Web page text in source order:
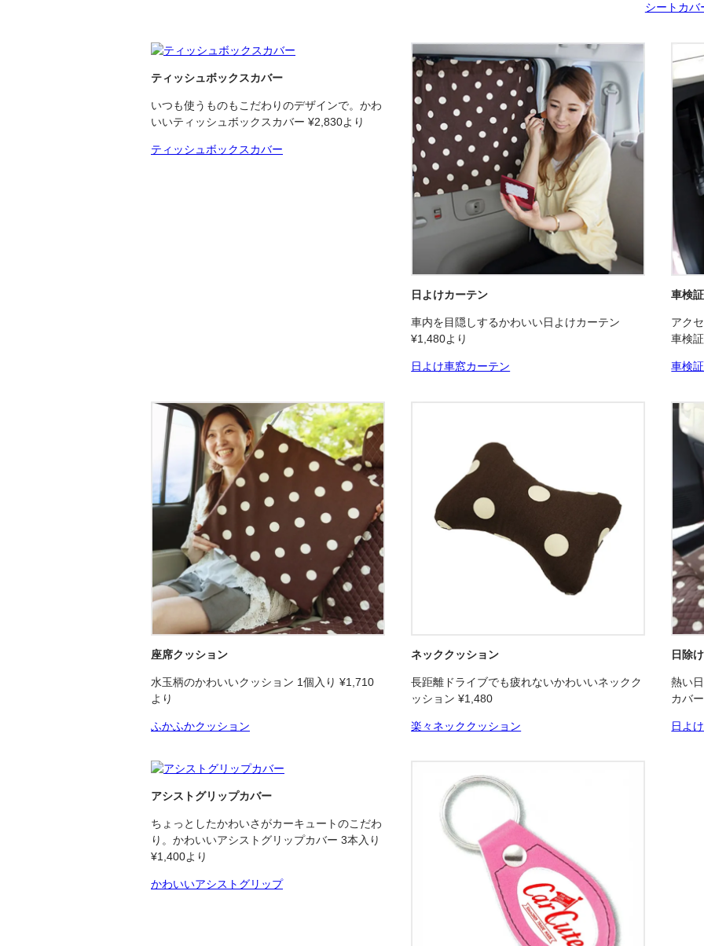
シートカバ
ティッシュボックスカバー
いつも使うものもこだわりのデザインで。かわ
いいティッシュボックスカバー ¥2,830より
ティッシュボックスカバー
日よけカーテン
車内を目隠しするかわいい日よけカーテン
¥1,480より
日よけ車窓カーテン
車検
アク
車検
車検
座席クッション
水玉柄のかわいいクッション 1個入り ¥1,710
より
ふかふかクッション
ネッククッション
長距離ドライブでも疲れないかわいいネックク
ッション ¥1,480
楽々ネッククッション
日除
熱い
カバ
日よ
アシストグリップカバー
ちょっとしたかわいさがカーキュートのこだわ
り。かわいいアシストグリップカバー 3本入り
¥1,400より
かわいいアシストグリップ